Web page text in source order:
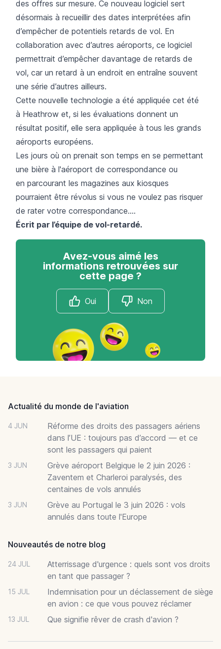
des offres sur mesure. Ce nouveau logiciel sert
désormais à recueillir des dates interprétées afin
d’empêcher de potentiels retards de vol. En
collaboration avec d’autres aéroports, ce logiciel
permettrait d’empêcher davantage de retards de
vol, car un retard à un endroit en entraîne souvent
une série d’autres ailleurs.
Cette nouvelle technologie a été appliquée cet été
à Heathrow et, si les évaluations donnent un
résultat positif, elle sera appliquée à tous les grands
aéroports européens.
Les jours où on prenait son temps en se permettant
une bière à l'aéroport de correspondance ou
en parcourant les magazines aux kiosques
pourraient être révolus si vous ne voulez pas risquer
de rater votre correspondance....
Écrit par l’équipe de vol-retardé.
Avez-vous aimé les
informations retrouvées sur
cette page ?
Oui Non
Actualité du monde de l'aviation
4 JUN
Réforme des droits des passagers aériens
dans l’UE : toujours pas d’accord — et ce
sont les passagers qui paient
3 JUN
Grève aéroport Belgique le 2 juin 2026 :
Zaventem et Charleroi paralysés, des
centaines de vols annulés
3 JUN
Grève au Portugal le 3 juin 2026 : vols
annulés dans toute l'Europe
Nouveautés de notre blog
24 JUL
Atterrissage d'urgence : quels sont vos droits
en tant que passager ?
15 JUL
Indemnisation pour un déclassement de siège
en avion : ce que vous pouvez réclamer
13 JUL Que signifie rêver de crash d'avion ?